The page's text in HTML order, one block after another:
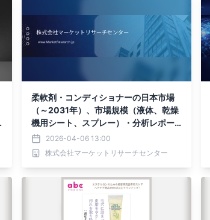
柔軟剤・コンディショナーの日本市場
（～2031年）、市場規模（液体、乾燥
機用シート、スプレー）・分析レポー
トを発表2026-04-06 13:00
株式会社マーケットリサーチセンター